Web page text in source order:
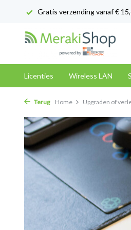
Gratis verzending vanaf €
Licenties Wireless LAN
Terug Home Upgraden of